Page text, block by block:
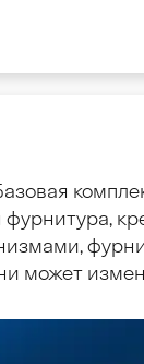
может